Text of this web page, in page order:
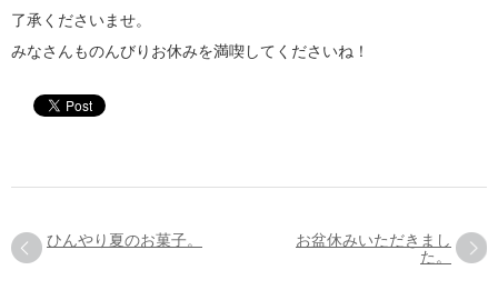
了承くださいませ。
みなさんものんびりお休みを満喫してくださいね！
ひんやり夏のお菓子。
お盆休みいただきまし
た。